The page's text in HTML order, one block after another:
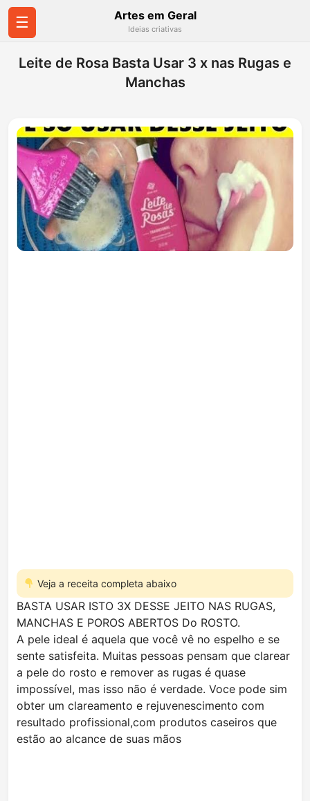
☰ Artes em Geral
Ideias criativas
Leite de Rosa Basta Usar 3 x nas Rugas e
Manchas
Veja a receita completa abaixo
BASTA USAR ISTO 3X DESSE JEITO NAS RUGAS,
MANCHAS E POROS ABERTOS Do ROSTO.
A pele ideal é aquela que você vê no espelho e se
sente satisfeita. Muitas pessoas pensam que clarear
a pele do rosto e remover as rugas é quase
impossível, mas isso não é verdade. Voce pode sim
obter um clareamento e rejuvenescimento com
resultado profissional,com produtos caseiros que
estão ao alcance de suas mãos